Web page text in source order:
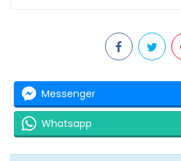
Messenger
Whatsapp